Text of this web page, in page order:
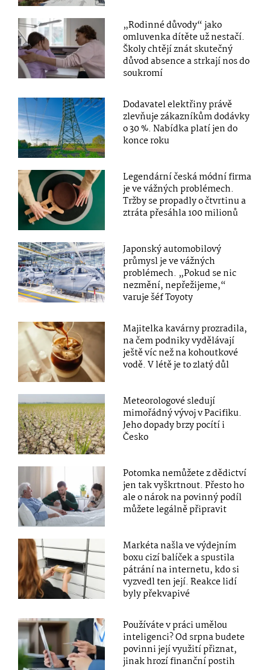
„Rodinné důvody“ jako
omluvenka dítěte už nestačí.
Školy chtějí znát skutečný
důvod absence a strkají nos do
soukromí
Dodavatel elektřiny právě
zlevňuje zákazníkům dodávky
o 30 %. Nabídka platí jen do
konce roku
Legendární česká módní firma
je ve vážných problémech.
Tržby se propadly o čtvrtinu a
ztráta přesáhla 100 milionů
Japonský automobilový
průmysl je ve vážných
problémech. „Pokud se nic
nezmění, nepřežijeme,“
varuje šéf Toyoty
Majitelka kavárny prozradila,
na čem podniky vydělávají
ještě víc než na kohoutkové
vodě. V létě je to zlatý důl
Meteorologové sledují
mimořádný vývoj v Pacifiku.
Jeho dopady brzy pocítí i
Česko
Potomka nemůžete z dědictví
jen tak vyškrtnout. Přesto ho
ale o nárok na povinný podíl
můžete legálně připravit
Markéta našla ve výdejním
boxu cizí balíček a spustila
pátrání na internetu, kdo si
vyzvedl ten její. Reakce lidí
byly překvapivé
Používáte v práci umělou
inteligenci? Od srpna budete
povinni její využití přiznat,
jinak hrozí finanční postih